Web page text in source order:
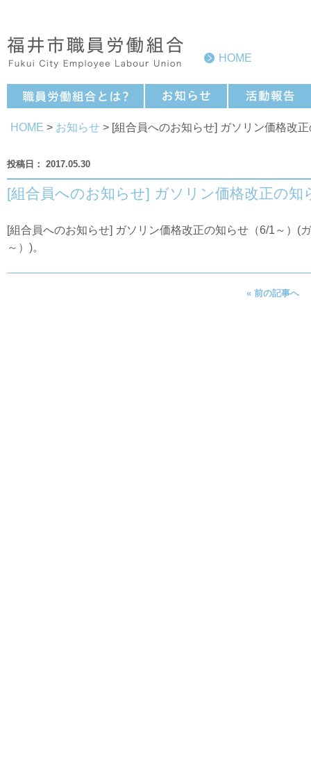
HOME
HOME > お知らせ > [組合員へのお知らせ] ガソリン価格改
2017.05.30
[組合員へのお知らせ] ガソリン価格改正の知
[組合員へのお知らせ] ガソリン価格改正の知らせ（6/1～）(
～） )。
« 前の記事へ